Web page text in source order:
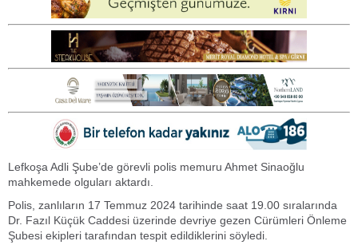
Lefkoşa Adli Şube’de görevli polis memuru Ahmet Sinaoğlu
mahkemede olguları aktardı.
Polis, zanlıların 17 Temmuz 2024 tarihinde saat 19.00 sıralarında
Dr. Fazıl Küçük Caddesi üzerinde devriye gezen Cürümleri Önleme
Şubesi ekipleri tarafından tespit edildiklerini söyledi.